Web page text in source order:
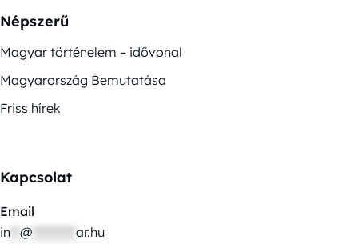
Népszerű
Magyar történelem – idővonal
Magyarország Bemutatása
Friss hírek
Kapcsolat
Email
in @ ar.hu